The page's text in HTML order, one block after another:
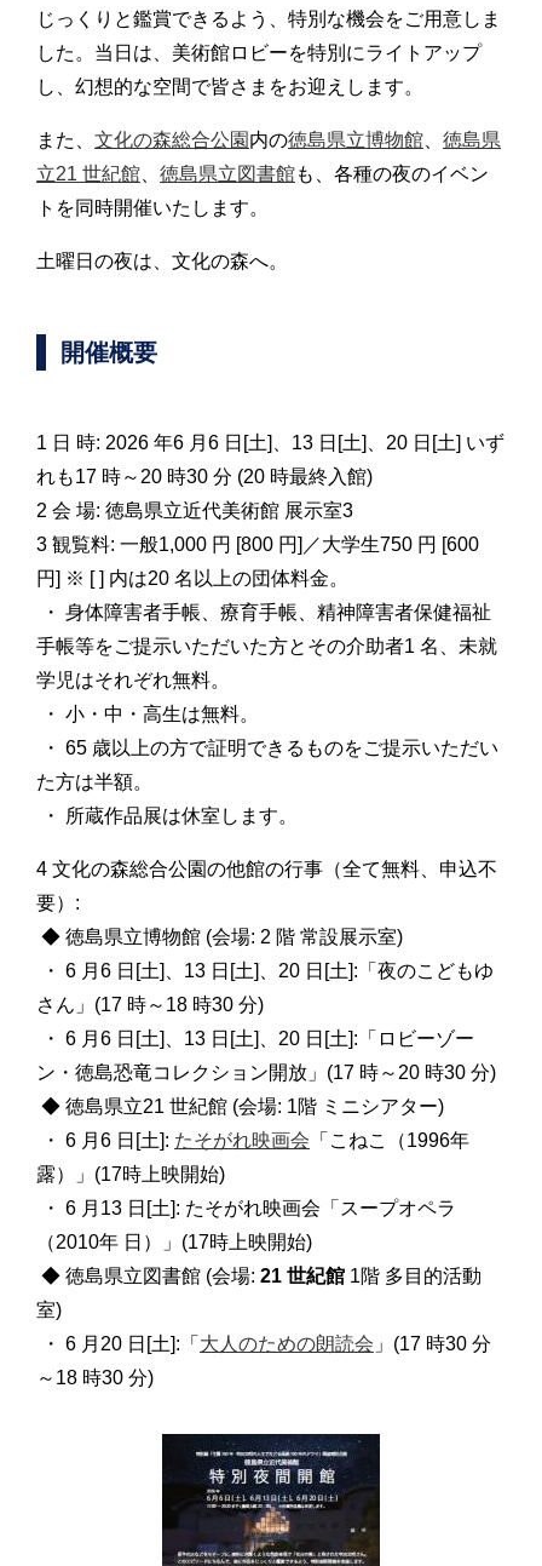
じっくりと鑑賞できるよう、特別な機会をご用意しま
した。当日は、美術館ロビーを特別にライトアップ
し、幻想的な空間で皆さまをお迎えします。
また、 文化の森総合公園 内の徳島県立博物館
徳島県
立21 世紀館
徳島県立図書館も、各種の夜のイベン
トを同時開催いたします。
土曜日の夜は、文化の森へ。
開催概要
1 日 時: 2026 年6 月6 日[土]、13 日[土]、20 日[土] いず
れも17 時～20 時30 分 (20 時最終入館)
2 会 場: 徳島県立近代美術館 展示室3
3 観覧料: 一般1,000 円 [800 円]／大学生750 円 [600
円] ※ [ ] 内は20 名以上の団体料金。
・ 身体障害者手帳、療育手帳、精神障害者保健福祉
手帳等をご提示いただいた方とその介助者1 名、未就
学児はそれぞれ無料。
・ 小・中・高生は無料。
・ 65 歳以上の方で証明できるものをご提示いただい
た方は半額。
・ 所蔵作品展は休室します。
4 文化の森総合公園の他館の行事（全て無料、申込不
要）:
◆ 徳島県立博物館 (会場: 2 階 常設展示室)
・ 6 月6 日[土]、13 日[土]、20 日[土]:「夜のこどもゆ
さん」(17 時～18 時30 分)
・ 6 月6 日[土]、13 日[土]、20 日[土]:「ロビーゾー
ン・徳島恐竜コレクション開放」(17 時～20 時30 分)
◆ 徳島県立21 世紀館 (会場: 1階 ミニシアター)
・ 6 月6 日[土]: たそがれ映画会 「こねこ（1996年
露）」(17時上映開始)
・ 6 月13 日[土]: たそがれ映画会「スープオペラ
（2010年 日）」(17時上映開始)
◆ 徳島県立図書館 (会場: 21 世紀館 1階 多目的活動
室)
・ 6 月20 日[土]:「 大人のための朗読会 」(17 時30 分
～18 時30 分)